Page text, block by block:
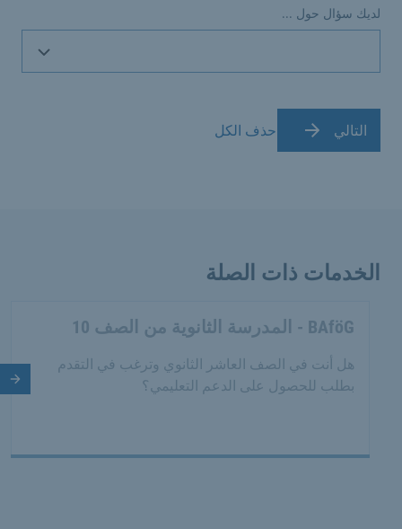
لديك سؤال حول ...
التالي حذف الكل
الخدمات ذات الصلة
BAföG - المدرسة الثانوية من الصف 10
هل أنت في الصف العاشر الثانوي وترغب في التقدم
بطلب للحصول على الدعم التعليمي؟